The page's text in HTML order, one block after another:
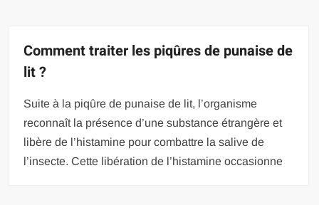
Comment traiter les piqûres de punaise de
lit ?
Suite à la piqûre de punaise de lit, l’organisme
reconnaît la présence d’une substance étrangère et
libère de l’histamine pour combattre la salive de
l’insecte. Cette libération de l’histamine occasionne